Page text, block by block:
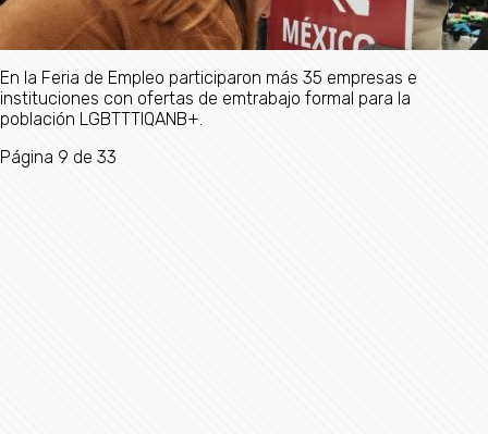
En la Feria de Empleo participaron más 35 empresas e
instituciones con ofertas de emtrabajo formal para la
población LGBTTTIQANB+.
Página 9 de 33